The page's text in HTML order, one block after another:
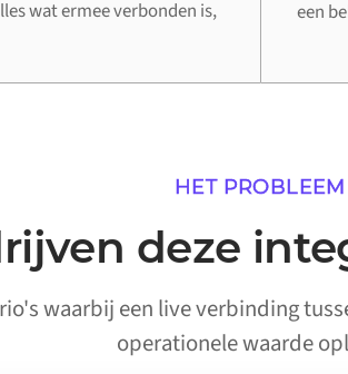
wat ermee verbonden is,
een
HET PROBLEEM
deze
waarbij een live verbinding
operationele waarde